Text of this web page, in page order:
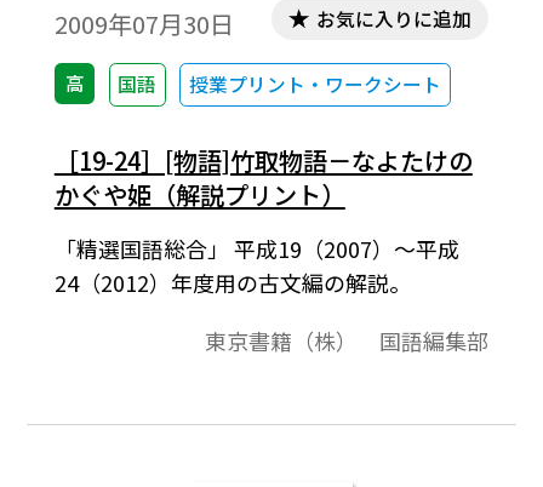
2009年07月30日
高 国語 授業プリント・ワークシート
お気に入りに追加
［19-24］[物語]竹取物語－なよたけの
かぐや姫（解説プリント）
「精選国語総合」 平成19（2007）～平成
24（2012）年度用の古文編の解説。
東京書籍（株） 国語編集部